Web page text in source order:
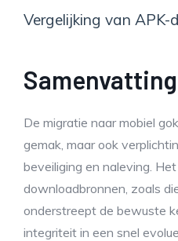
Vergelijking van
Samenvatting
De migratie naar mobiel
gemak, maar ook
beveiliging en naleving.
downloadbronnen, zoals
onderstreept de bewuste
integriteit in een snel